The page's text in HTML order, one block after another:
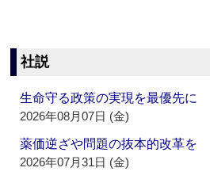
社説
生命守る政策の実現を最優先に
2026年08月07日 (金)
薬価逆ざや問題の抜本的改革を
2026年07月31日 (金)